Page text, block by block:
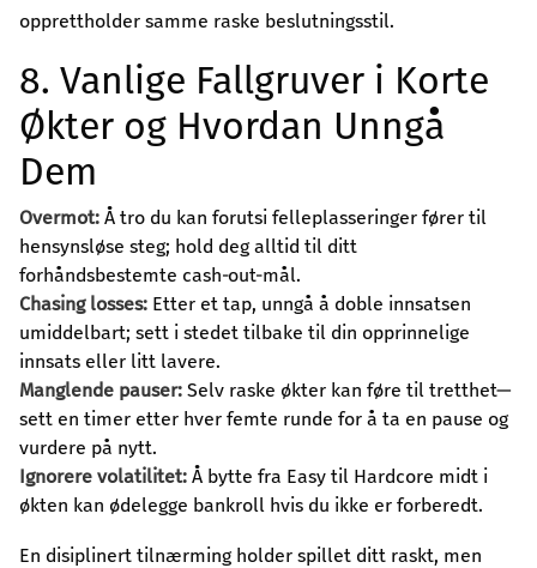
opprettholder samme raske beslutningsstil.
8. Vanlige Fallgruver i Korte
Økter og Hvordan Unngå
Dem
Overmot: Å tro du kan forutsi felleplasseringer fører til
hensynsløse steg; hold deg alltid til ditt
forhåndsbestemte cash‑out-mål.
Chasing losses: Etter et tap, unngå å doble innsatsen
umiddelbart; sett i stedet tilbake til din opprinnelige
innsats eller litt lavere.
Manglende pauser: Selv raske økter kan føre til tretthet—
sett en timer etter hver femte runde for å ta en pause og
vurdere på nytt.
Ignorere volatilitet: Å bytte fra Easy til Hardcore midt i
økten kan ødelegge bankroll hvis du ikke er forberedt.
En disiplinert tilnærming holder spillet ditt raskt, men